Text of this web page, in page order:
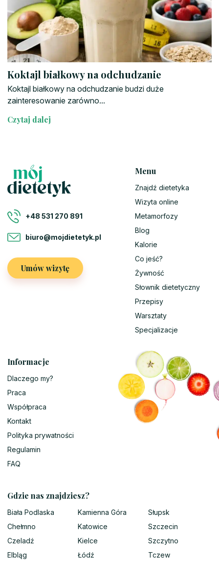
Koktajl białkowy na odchudzanie
Koktajl białkowy na odchudzanie budzi duże
zainteresowanie zarówno...
Czytaj dalej
+48 531 270 891
biuro@mojdietetyk.pl
Umów wizytę
Menu
Znajdź dietetyka
Wizyta online
Metamorfozy
Blog
Kalorie
Co jeść?
Żywność
Słownik dietetyczny
Przepisy
Warsztaty
Specjalizacje
Informacje
Dlaczego my?
Praca
Współpraca
Kontakt
Polityka prywatności
Regulamin
FAQ
Gdzie nas znajdziesz?
Biała Podlaska
Chełmno
Czeladź
Elbląg
Kamienna Góra
Katowice
Kielce
Łódź
Słupsk
Szczecin
Szczytno
Tczew